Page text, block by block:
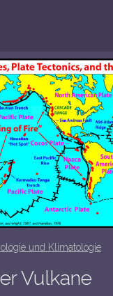
und Klimatologie
Vulkane